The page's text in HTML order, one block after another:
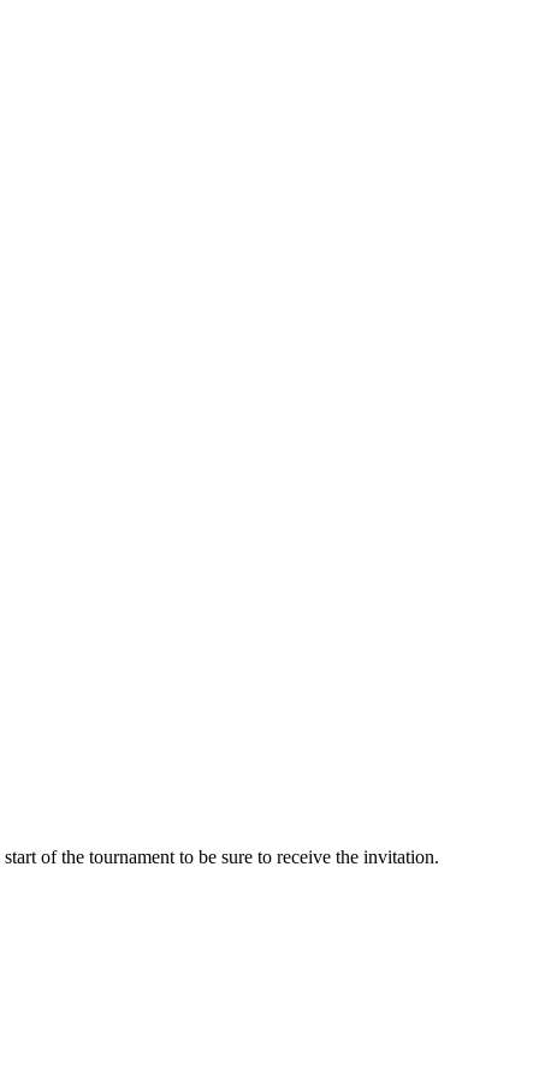
of the tournament to be sure to receive the invitation.